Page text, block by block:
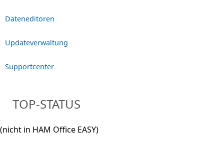
Dateneditoren
Updateverwaltung
Supportcenter
TOP-STATUS
(nicht in HAM Office EASY)